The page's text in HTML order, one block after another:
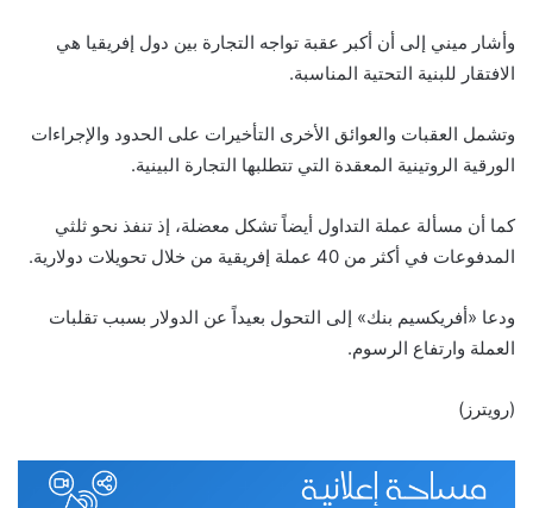
وأشار ميني إلى أن أكبر عقبة تواجه التجارة بين دول إفريقيا هي
الافتقار للبنية التحتية المناسبة.
وتشمل العقبات والعوائق الأخرى التأخيرات على الحدود والإجراءات
الورقية الروتينية المعقدة التي تتطلبها التجارة البينية.
كما أن مسألة عملة التداول أيضاً تشكل معضلة، إذ تنفذ نحو ثلثي
المدفوعات في أكثر من 40 عملة إفريقية من خلال تحويلات دولارية.
ودعا «أفريكسيم بنك» إلى التحول بعيداً عن الدولار بسبب تقلبات
العملة وارتفاع الرسوم.
(رويترز)